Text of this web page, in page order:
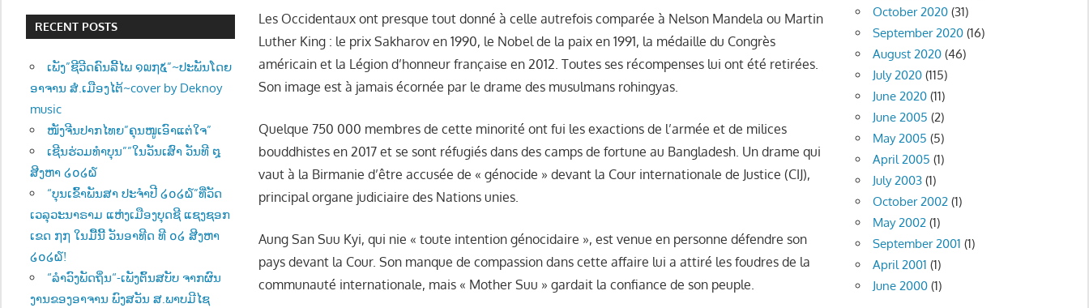
Les Occidentaux ont presque tout donné à celle autrefois comparée à Nelson Mandela ou Martin
Luther King : le prix Sakharov en 1990, le Nobel de la paix en 1991, la médaille du Congrès
américain et la Légion d’honneur française en 2012. Toutes ses récompenses lui ont été retirées.
Son image est à jamais écornée par le drame des musulmans rohingyas.
Quelque 750 000 membres de cette minorité ont fui les exactions de l’armée et de milices
bouddhistes en 2017 et se sont réfugiés dans des camps de fortune au Bangladesh. Un drame qui
vaut à la Birmanie d’être accusée de « génocide » devant la Cour internationale de Justice (CIJ),
principal organe judiciaire des Nations unies.
Aung San Suu Kyi, qui nie « toute intention génocidaire », est venue en personne défendre son
pays devant la Cour. Son manque de compassion dans cette affaire lui a attiré les foudres de la
communauté internationale, mais « Mother Suu » gardait la confiance de son peuple.
RECENT POSTS
ເພັງ”ຊີວີດຄົນລີ້ໄພ ໑໙໗໕”~ປະພັນໂດຍ
ອາຈານ ສໍ.ເມືອງໄຕ້~cover by Deknoy
music
ໜັງຈີນປາກໄທຍ”ຄຸນໜູເອົາແຕ່ໃຈ”
ເຊີນຮ່ວມທຳບຸນ””ໃນວັນເສົາ ວັນທີ ໘
ສີງຫາ ໒໐໒໖
“ບຸນເຂົ້າພັນສາ ປະຈຳປີ ໒໐໒໖”ທີ່ວັດ
ເວລຸວະນາຣາມ ແຫ່ງເມືອງບຸດຊີ ແຊງຊອກ
ເຂດ ໗໗ ໃນມື້ນີ້ ວັນອາທີດ ທີ ໐໒ ສີງຫາ
໒໐໒໖!
“ລຳວົງພັດຖິ່ນ“-ເພັງຕົ້ນສບັບ ຈາກຜົນ
ງານຂອງອາຈານ ພົງສວັນ ສ.ພາບມີໄຊ
October 2020 (31)
September 2020 (16)
August 2020 (46)
July 2020 (115)
June 2020 (11)
June 2005 (2)
May 2005 (5)
April 2005 (1)
July 2003 (1)
October 2002 (1)
May 2002 (1)
September 2001 (1)
April 2001 (1)
June 2000 (1)